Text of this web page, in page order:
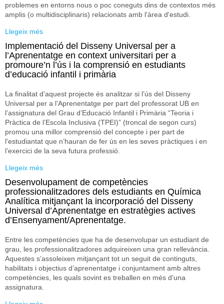
problemes en entorns nous o poc coneguts dins de contextos més
amplis (o multidisciplinaris) relacionats amb l'àrea d'estudi.
Llegeix més
fonamental en la transferència de coneixement per part
de l'alumnat del Màster de Criminologia, Política Criminal
i Sociologia Juridicopenala públic no especialitzat
(alumnat de la Universitat de l'Experiència)
Implementació del Disseny Universal per a
l’Aprenentatge en context universitari per a
promoure’n l’ús i la comprensió en estudiants
d’educació infantil i primària
La finalitat d’aquest projecte és analitzar si l’ús del Disseny
Universal per a l’Aprenentatge per part del professorat UB en
l’assignatura del Grau d’Educació Infantil i Primària “Teoria i
Pràctica de l’Escola Inclusiva (TPEI)” (troncal de segon curs)
promou una millor comprensió del concepte i per part de
l'estudiantat que n’hauran de fer ús en les seves pràctiques i en
l’exercici de la seva futura professió.
Llegeix més
l’Aprenentatge en context universitari per a promoure’n
l’ús i la comprensió en estudiants d’educació infantil i
primària
Desenvolupament de competències
professionalitzadores dels estudiants en Química
Analítica mitjançant la incorporació del Disseny
Universal d’Aprenentatge en estratègies actives
d’Ensenyament/Aprenentatge.
Entre les competències que ha de desenvolupar un estudiant de
grau, les professionalitzadores adquireixen una gran rellevància.
Aquestes s’assoleixen mitjançant tot un seguit de continguts,
habilitats i objectius d’aprenentatge i conjuntament amb altres
competències, les quals sovint es treballen en més d’una
assignatura.